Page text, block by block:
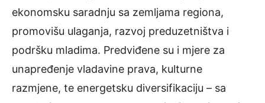
ekonomsku saradnju sa zemljama regiona,
promovišu ulaganja, razvoj preduzetništva i
podršku mladima. Predviđene su i mjere za
unapređenje vladavine prava, kulturne
razmjene, te energetsku diversifikaciju – sa